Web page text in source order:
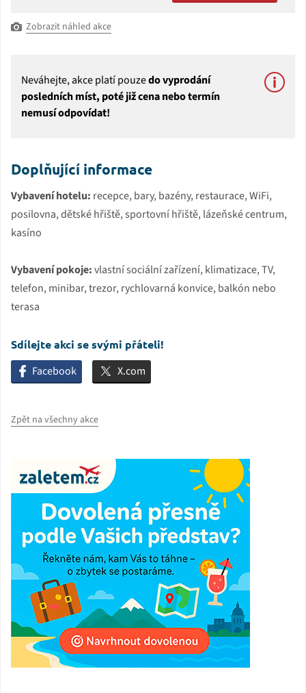
Zobrazit náhled akce
Neváhejte, akce platí pouzedo vyprodání
posledních míst, poté již cena nebo termín
nemusí odpovídat!
Doplňující informace
Vybavení hotelu: recepce, bary, bazény, restaurace, WiFi,
posilovna, dětské hřiště, sportovní hřiště, lázeňské centrum,
kasíno
Vybavení pokoje:vlastní sociální zařízení, klimatizace, TV,
telefon, minibar, trezor, rychlovarná konvice, balkón nebo
terasa
Sdílejte akci se svými přáteli!
Facebook X.com
Zpět na všechny akce